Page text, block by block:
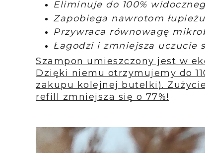
Eliminuje do 100%
Zapobiega nawrotom
Przywraca równowagę
Łagodzi i zmniejsza uczucie
Szampon umieszczony jest w
Dzięki niemu otrzymujemy do
zakupu kolejnej butelki).
refill zmniejsza się o 77%!